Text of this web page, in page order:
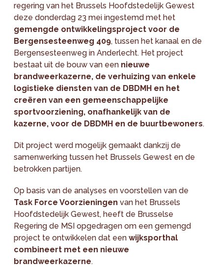
regering van het Brussels Hoofdstedelijk Gewest
deze donderdag 23 mei ingestemd met het
gemengde ontwikkelingsproject voor de
Bergensesteenweg 409, tussen het kanaal en de
Bergensesteenweg in Anderlecht. Het project
bestaat uit de bouw van een nieuwe
brandweerkazerne, de verhuizing van enkele
logistieke diensten van de DBDMH en het
creëren van een gemeenschappelijke
sportvoorziening, onafhankelijk van de
kazerne, voor de DBDMH en de buurtbewoners.
Dit project werd mogelijk gemaakt dankzij de
samenwerking tussen het Brussels Gewest en de
betrokken partijen.
Op basis van de analyses en voorstellen van de
Task Force Voorzieningen van het Brussels
Hoofdstedelijk Gewest, heeft de Brusselse
Regering de MSI opgedragen om een gemengd
project te ontwikkelen dat eenwijksporthal
combineert met een nieuwe
brandweerkazerne.